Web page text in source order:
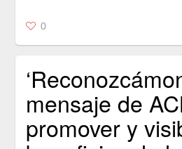
0
mensaje de
promover y